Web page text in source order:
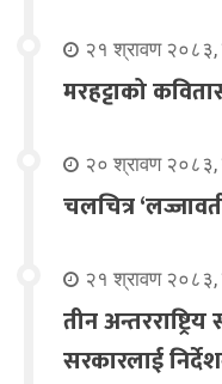
२१ श्रावण २०८३,
मरहट्टाको
२० श्रावण २०८३,
चलचित्र
२१ श्रावण २०८३,
तीन
सरकारलाई